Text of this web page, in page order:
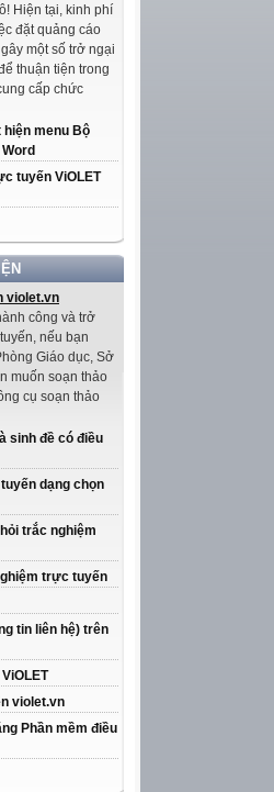
Hiện tại, kinh phí
đặt quảng cáo
một số trở ngại
thuận tiện trong
cấp chức
menu Bộ
tuyến ViOLET
violet.vn
công và trở
nếu bạn
Giáo dục, Sở
muốn soạn thảo
cụ soạn thảo
sinh đề có điều
dạng chọn
trắc nghiệm
trực tuyến
tin liên hệ) trên
violet.vn
Phần mềm điều